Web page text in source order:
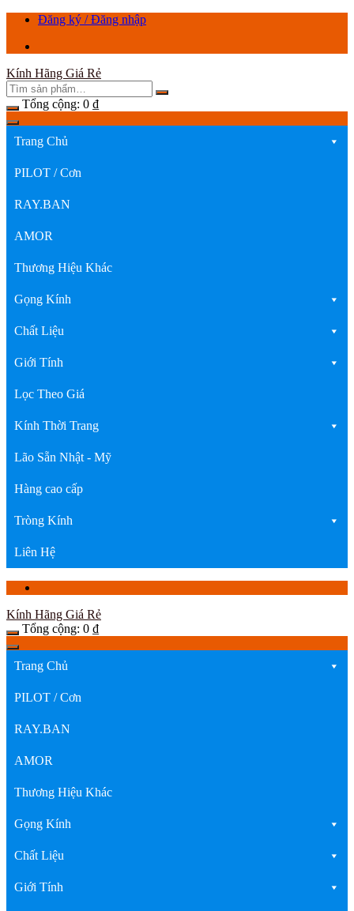
ChuyểnĐăng ký / Đăng nhập
Kính Hãng Giá Rẻ
Tổng cộng: 0 ₫
Trang Chủ
PILOT / Cơn
RAY.BAN
AMOR
Thương Hiệu Khác
Gọng Kính
Chất Liệu
Giới Tính
Lọc Theo Giá
Kính Thời Trang
Lão Sẵn Nhật - Mỹ
Hàng cao cấp
Tròng Kính
Liên Hệ
Kính Hãng Giá Rẻ
Tổng cộng: 0 ₫
Trang Chủ
PILOT / Cơn
RAY.BAN
AMOR
Thương Hiệu Khác
Gọng Kính
Chất Liệu
Giới Tính